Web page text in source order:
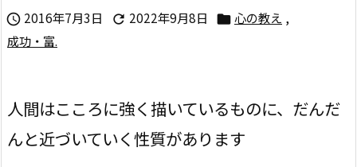
 2016年7月3日  2022年9月8日  心の教え ,
成功・富.
人間はこころに強く描いているものに、だんだ
んと近づいていく性質があります